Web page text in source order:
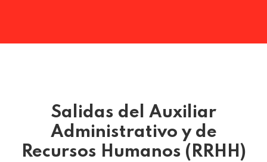
Salidas del Auxiliar
Administrativo y de
Recursos Humanos (RRHH)